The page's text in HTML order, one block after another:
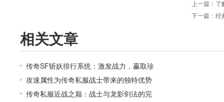
上一篇： 了
下一篇： 经
相关文章
传奇SF斩妖排行系统：激发战力，赢取珍
攻速属性为传奇私服战士带来的独特优势
传奇私服近战之巅：战士与龙影剑法的完